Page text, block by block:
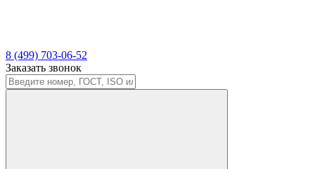
8 (499) 703-06-52
Заказать звонок